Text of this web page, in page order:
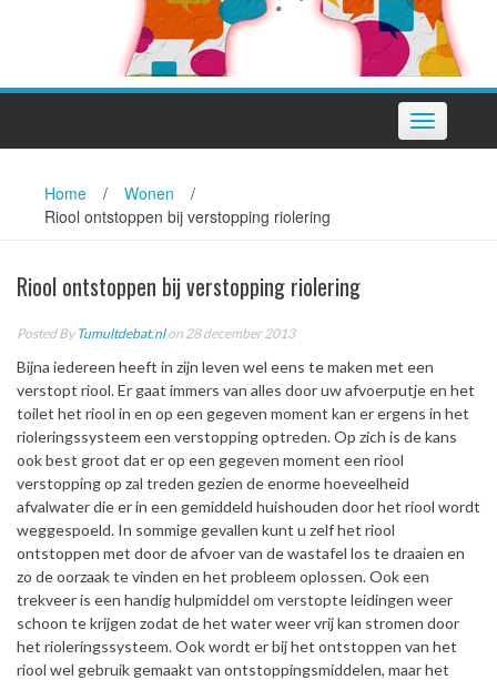
Toggle
navigation
Home / Wonen
/
Riool ontstoppen bij verstopping riolering
Riool ontstoppen bij verstopping riolering
Posted By Tumultdebat.nlon 28 december 2013
Bijna iedereen heeft in zijn leven wel eens te maken met een
verstopt riool. Er gaat immers van alles door uw afvoerputje en het
toilet het riool in en op een gegeven moment kan er ergens in het
rioleringssysteem een verstopping optreden. Op zich is de kans
ook best groot dat er op een gegeven moment een riool
verstopping op zal treden gezien de enorme hoeveelheid
afvalwater die er in een gemiddeld huishouden door het riool wordt
weggespoeld. In sommige gevallen kunt u zelf het riool
ontstoppen met door de afvoer van de wastafel los te draaien en
zo de oorzaak te vinden en het probleem oplossen. Ook een
trekveer is een handig hulpmiddel om verstopte leidingen weer
schoon te krijgen zodat de het water weer vrij kan stromen door
het rioleringssysteem. Ook wordt er bij het ontstoppen van het
riool wel gebruik gemaakt van ontstoppingsmiddelen, maar het